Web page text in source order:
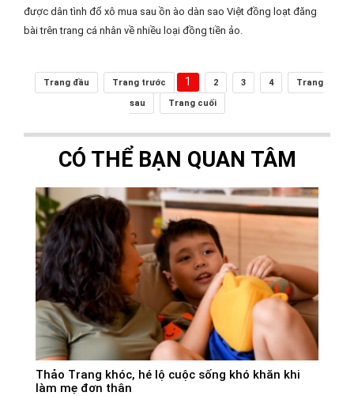
được dân tình đổ xô mua sau ồn ào dàn sao Việt đồng loạt đăng
bài trên trang cá nhân về nhiều loại đồng tiền ảo.
Trang đầu Trang trước 1 2 3 4
Trang
sau
Trang cuối
CÓ THỂ BẠN QUAN TÂM
Thảo Trang khóc, hé lộ cuộc sống khó khăn khi
làm mẹ đơn thân